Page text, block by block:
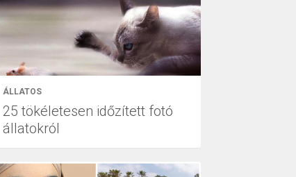
ÁLLATOS
25 tökéletesen időzített fotó
állatokról